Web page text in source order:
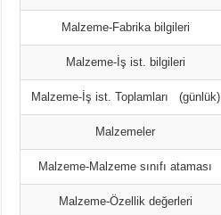
Malzeme-Fabrika bilgileri
Malzeme-İş ist. bilgileri
Malzeme-İş ist. Toplamları (günlük)
Malzemeler
Malzeme-Malzeme sınıfı ataması
Malzeme-Özellik değerleri